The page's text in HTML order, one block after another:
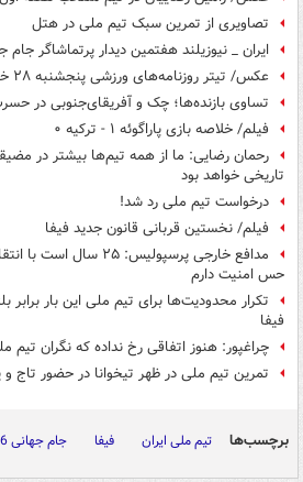
تصاویری از تمرین سبک تیم ملی در هتل
ایران _ نیوزیلند هفتمین دیدار پرتماشاگر جام
عکس/ تیتر روزنامه‌های ورزشی پنجشنبه ۲۸ خرداد ۱۴۰۵
تساوی بازنده‌ها؛ چک و آفریقای‌جنوبی در
فیلم/ خلاصه بازی پاراگوئه ۱ - ترکیه ۰
رحمان رضایی: ما از همه تیم‌ها بیشتر در
تاریخی خواهد بود
درخواست تیم ملی رد شد!
فیلم/ نخستین قربانی قانون جدید فیفا
مدافع خارجی پرسپولیس:
حس امنیت دارم
تکرار محدودیت‌ها برای تیم ملی این بار برابر
فیفا
چراغپور: هنوز اتفاقی رخ نداده که نگران تیم
تمرین تیم ملی در ظهر تیخوانا در حضور تاج
برچسب‌ها تیم ملی ایران فیفا جام جهانی 2026